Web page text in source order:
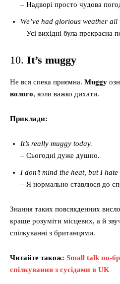
– Надворі просто чудова
We’ve had glorious weather all
– Усі вихідні була прекрасна
10. It’s muggy
Не вся спека приємна. Muggy
волого, коли важко дихати.
Приклади:
It’s really muggy today.
– Сьогодні дуже душно.
I don’t mind the heat, but I hate
– Я нормально ставлюся до
Знання таких повсякденних
краще розуміти місцевих, а й
спілкуванні з британцями.
Читайте також: Small talk по-
спілкування з сусідами в UK